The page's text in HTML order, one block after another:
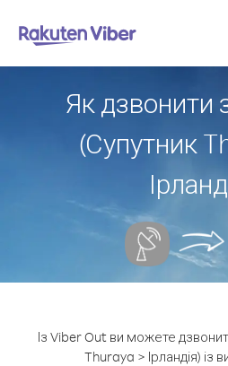
Як дзвонити
(Супутник
Із Viber Out ви можете
Thuraya > Ірландія) із